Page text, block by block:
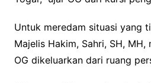
Untuk meredam situasi yang
Majelis Hakim, Sahri, SH,
OG dikeluarkan dari ruang